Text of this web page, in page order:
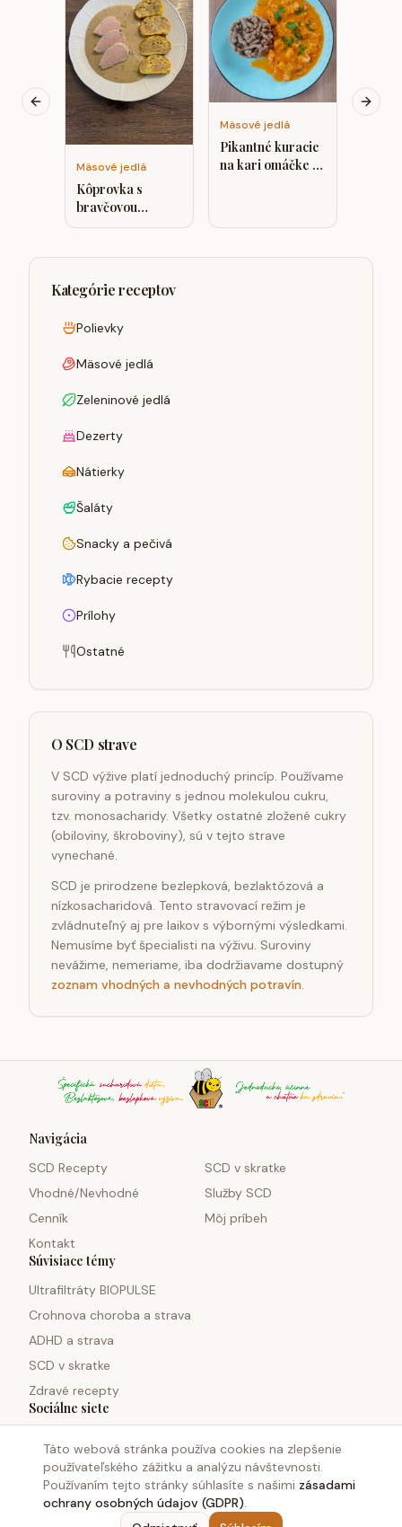
Táto webová stránka používa cookies na zlepšenie
používateľského zážitku a analýzu návštevnosti.
Používaním tejto stránky súhlasíte s našimi zásadami
ochrany osobných údajov (GDPR).
Mäsové jedlá
Kôprovka s
bravčovou
panenkou
Mäsové jedlá
Pikantné kuracie
na kari omáčke s
Previous slide Next
Kategórie receptov
Polievky
Mäsové jedlá
Zeleninové jedlá
Dezerty
Nátierky
Šaláty
Snacky a pečivá
Rybacie recepty
Prílohy
Ostatné
O SCD strave
V SCD výžive platí jednoduchý princíp. Používame
suroviny a potraviny s jednou molekulou cukru,
tzv. monosacharidy. Všetky ostatné zložené cukry
(obiloviny, škroboviny), sú v tejto strave
vynechané.
SCD je prirodzene bezlepková, bezlaktózová a
nízkosacharidová. Tento stravovací režim je
zvládnuteľný aj pre laikov s výbornými výsledkami.
Nemusíme byť špecialisti na výživu. Suroviny
nevážime, nemeriame, iba dodržiavame dostupný
zoznam vhodných a nevhodných potravín.
Navigácia
SCD Recepty
SCD v skratke
Vhodné/Nevhodné
Služby SCD
Cenník
Môj príbeh
Kontakt
Súvisiace témy
Ultrafiltráty BIOPULSE
Crohnova choroba a strava
ADHD a strava
SCD v skratke
Zdravé recepty
Sociálne siete
©2026Monosacharid.sk. Všetky práva vyhradené.